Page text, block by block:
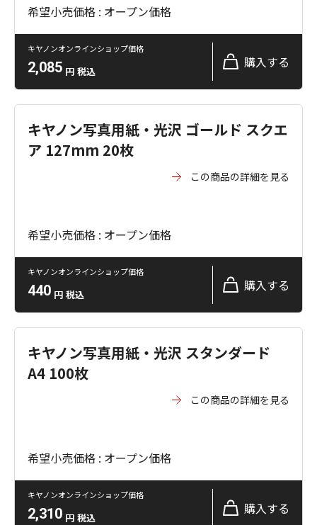
希望小売価格 : オープン価格
キヤノンオンラインショップ価格
2,085 円 税込
購入する
キヤノン写真用紙・光沢 ゴールド スクエ
ア 127mm 20枚
この商品の詳細を見る
希望小売価格 : オープン価格
キヤノンオンラインショップ価格
440 円 税込
購入する
キヤノン写真用紙・光沢 スタンダード
A4 100枚
この商品の詳細を見る
希望小売価格 : オープン価格
キヤノンオンラインショップ価格
2,310 円 税込
購入する